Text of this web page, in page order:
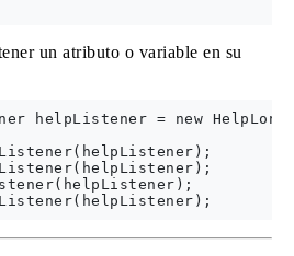
un atributo o variable en su
helpListener = new